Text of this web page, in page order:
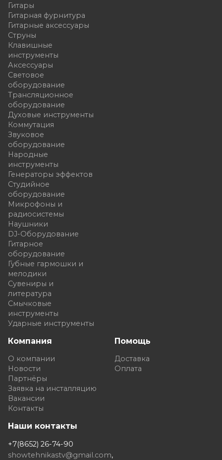
Гитары
Гитарная фурнитура
Гитарные аксессуары
Струны
Клавишные
инструменты
Аксессуары
Световое
оборудование
Трансляционное
оборудование
Духовые инструменты
Коммутация
Звуковое
оборудование
Народные
инструменты
Генераторы эффектов
Студийное
оборудование
Микрофоны и
радиосистемы
Наушники
DJ-Оборудование
Гитарное
оборудование
Губные гармошки и
мелодики
Сувениры и
литература
Смычковые
инструменты
Ударные инструменты
Компания
О компании
Новости
Партнёры
Заявка на инсталляцию
Вакансии
Контакты
Помощь
Доставка
Оплата
Наши контакты
+7(8652) 26-74-90
showtehnikastv@gmail.com,